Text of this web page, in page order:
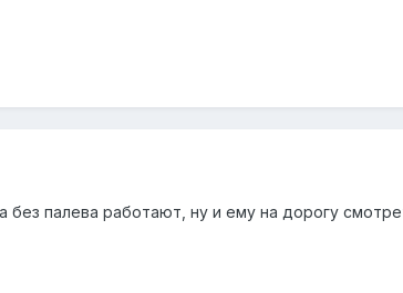
палева работают, ну и ему на дорогу